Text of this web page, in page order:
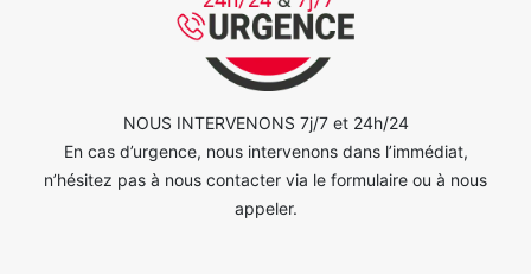
NOUS INTERVENONS 7j/7 et 24h/24
En cas d’urgence, nous intervenons dans l’immédiat,
n’hésitez pas à nous contacter via le formulaire ou à nous
appeler.